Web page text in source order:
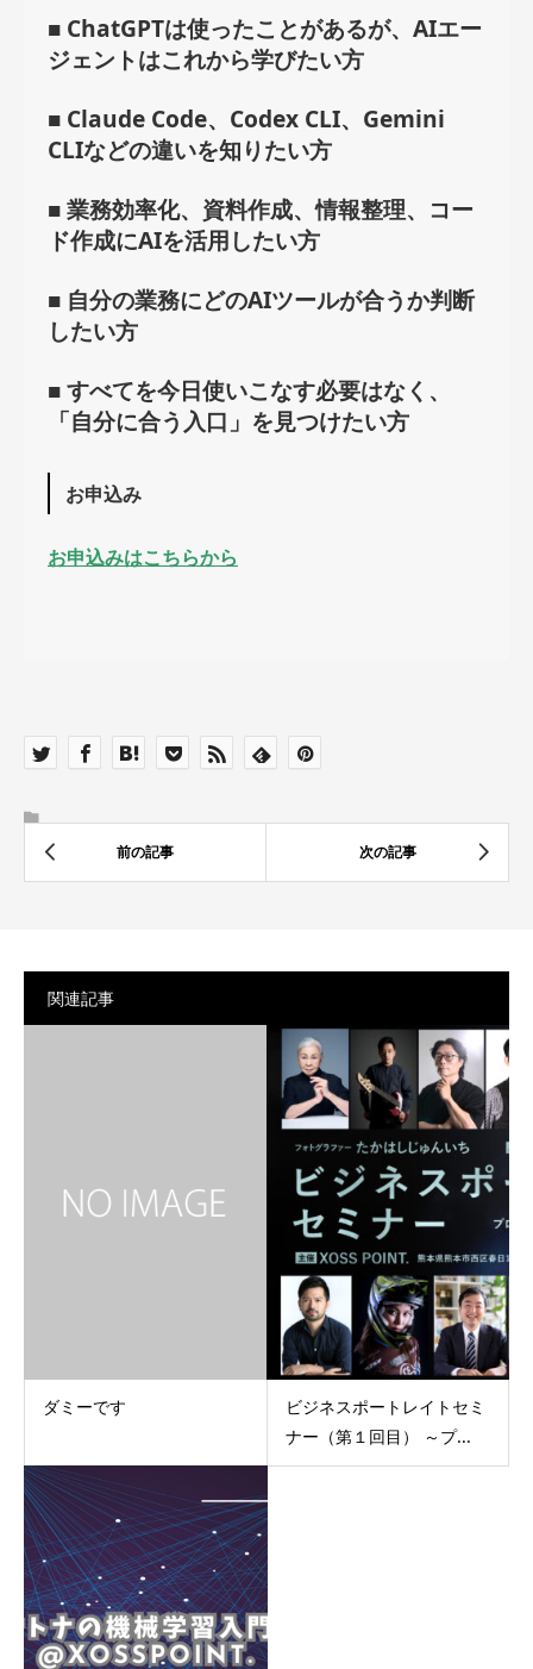
■ ChatGPTは使ったことがあるが、AIエー
ジェントはこれから学びたい方
■ Claude Code、Codex CLI、Gemini
CLIなどの違いを知りたい方
■ 業務効率化、資料作成、情報整理、コー
ド作成にAIを活用したい方
■ 自分の業務にどのAIツールが合うか判断
したい方
■ すべてを今日使いこなす必要はなく、
「自分に合う入口」を見つけたい方
お申込み
お申込みはこちらから
関連記事
ダミーです
ビジネスポートレイトセミ
ナー（第１回目） ～プ...